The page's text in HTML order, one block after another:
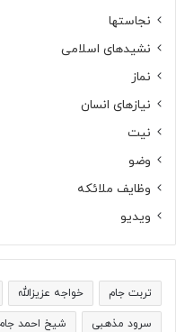
نجاستها
نشیدهای اسلامی
نماز
نیازهای انسان
نیت
وضو
وظایف ملائکه
ویدیو
تربت جام خواجه عزیزالله
سرود مذهبی شیخ احمد جام